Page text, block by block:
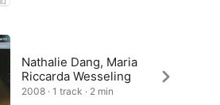
Nathalie Dang, Maria
Riccarda Wesseling
2008 · 1 track · 2 min